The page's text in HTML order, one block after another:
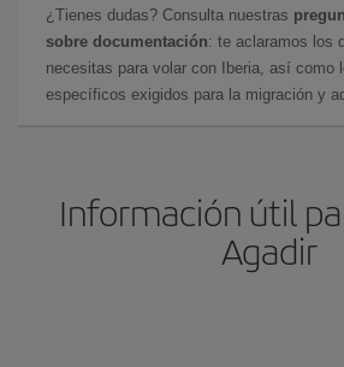
¿Tienes dudas? Consulta nuestras
sobre documentación: te aclaramos los
necesitas para volar con Iberia, así como
específicos exigidos para la migración y
Información útil
Agadir